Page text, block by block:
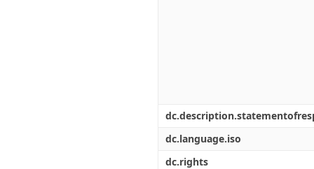
dc.language.iso
dc.rights